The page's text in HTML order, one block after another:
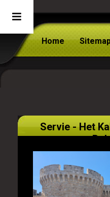
Home
Servie - Het